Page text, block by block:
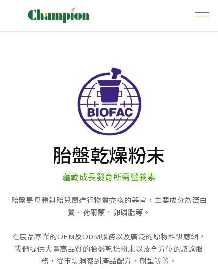
胎盤乾燥粉末
蘊藏成長發育所需營養素
胎盤是母體與胎兒間進行物質交換的器官，主要成分為蛋白
質、荷爾蒙、卵磷脂等。
在宸品專業的OEM及ODM服務以及廣泛的原物料供應網，
我們提供大量高品質的胎盤乾燥粉末以及全方位的諮詢服
務，從市場洞察到產品配方、劑型等等。